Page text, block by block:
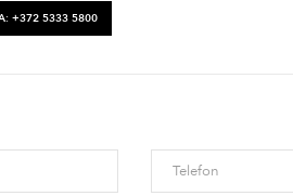
+372 5333 5800